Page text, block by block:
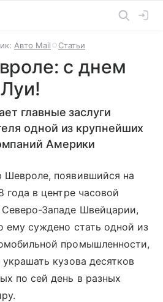
Авто Mail Статьи
с днем
главные заслуги
одной из крупнейших
Америки
появившийся на
года в центре часовой
Западе Швейцарии,
ему суждено стать одной из
промышленности,
кузова десятков
по сей день в разных